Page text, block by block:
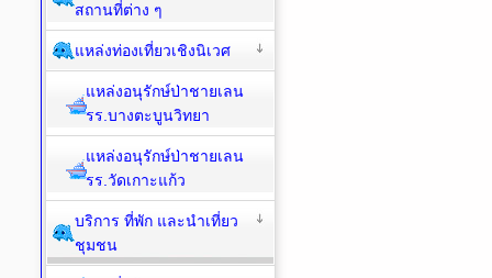
สถานที่ต่าง ๆ
แหล่งท่องเที่ยวเชิงนิเวศ
แหล่งอนุรักษ์ป่าชายเลน
รร.บางตะบูนวิทยา
แหล่งอนุรักษ์ป่าชายเลน
รร.วัดเกาะแก้ว
บริการ ที่พัก และนำเที่ยว
ชุมชน